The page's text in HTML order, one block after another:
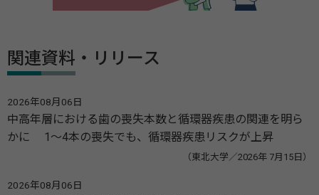
関連資料・リリース
2026年08月06日
中高年層における歯の喪失本数と循環器疾患の関連を明ら
かに 1～4本の喪失でも、循環器疾患リスクが上昇
（東北大学／2026年 7月15日）
2026年08月06日